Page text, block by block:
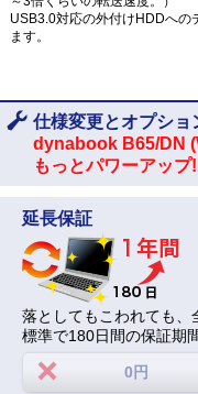
USB3.0対応の外付けHDDへの
ます。
仕様変更とオプシ
dynabook B65/DN
もっとパワーアップ
延長保証
落としてもこわれても、
標準で180日間の保証期
0円